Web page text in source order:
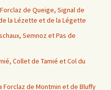
de Queige, Signal de
la Lézette et de la Légette
Semnoz et Pas de
Collet de Tamié et Col du
Forclaz de Montmin et de Bluffy